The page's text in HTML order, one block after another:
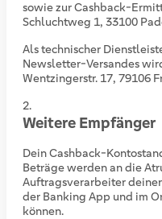
sowie zur Cashback-
Schluchtweg 1, 33100
Als technischer
Newsletter-Versandes
Wentzingerstr. 17, 79106
Weitere Empfänger
Dein Cashback-
Beträge werden an die
Auftragsverarbeiter
der Banking App und im
können.